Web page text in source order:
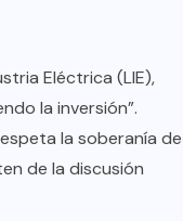
Eléctrica (LIE),
la inversión”.
la soberanía de
de la discusión